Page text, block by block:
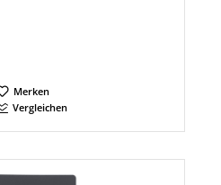
Merken
Vergleichen